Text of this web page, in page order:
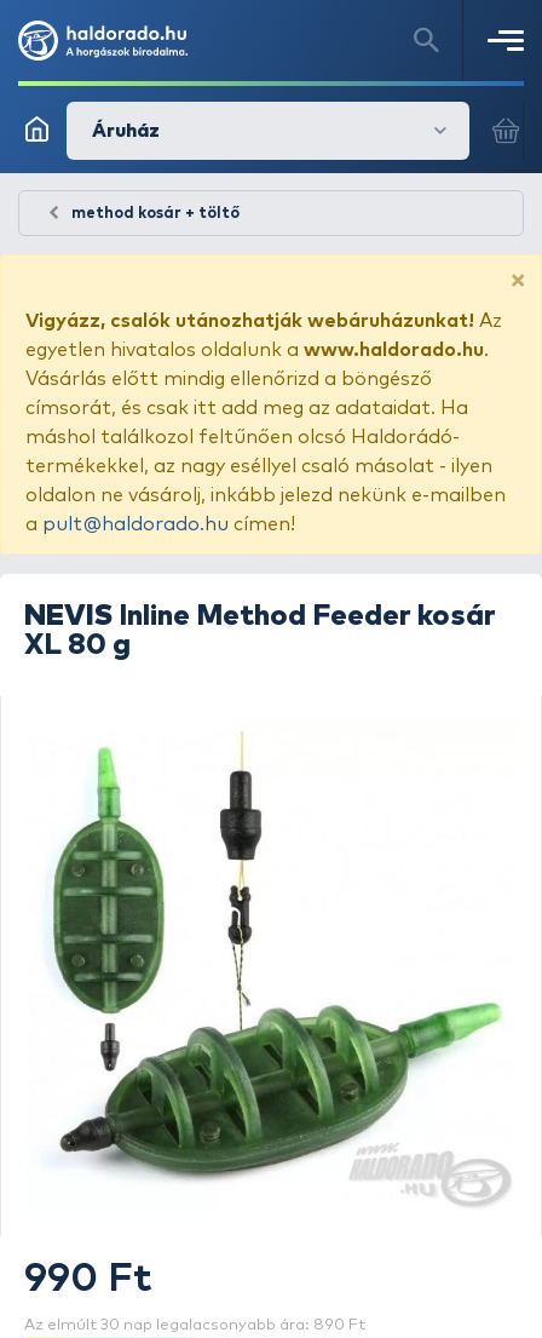
Áruház
method kosár + töltő
×
Vigyázz, csalók utánozhatják webáruházunkat! Az
egyetlen hivatalos oldalunk a www.haldorado.hu.
Vásárlás előtt mindig ellenőrizd a böngésző
címsorát, és csak itt add meg az adataidat. Ha
máshol találkozol feltűnően olcsó Haldorádó-
termékekkel, az nagy eséllyel csaló másolat - ilyen
oldalon ne vásárolj, inkább jelezd nekünk e-mailben
a pult@haldorado.hu címen!
NEVIS Inline Method Feeder kosár
XL 80 g
990 Ft
Az elmúlt 30 nap legalacsonyabb ára: 890 Ft